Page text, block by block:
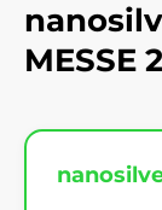
MESSE